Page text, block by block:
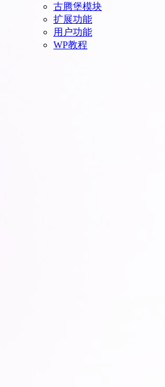
古腾堡模块
扩展功能
用户功能
WP教程